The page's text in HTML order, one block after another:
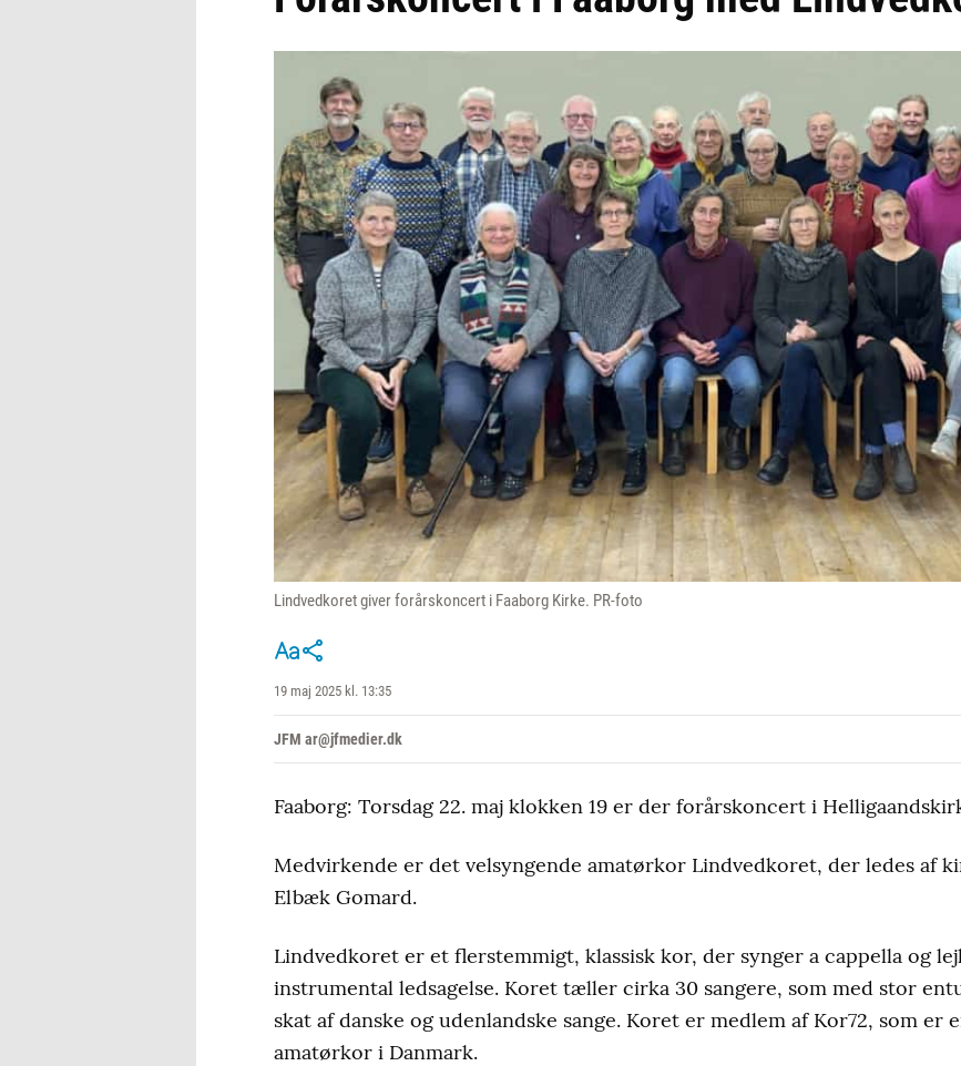
Lindvedkoret giver forårskoncert i Faaborg Kirke. PR-foto
19 maj 2025 kl. 13:35
JFM ar@jfmedier.dk
Faaborg: Torsdag 22. maj klokken 19 er der forårskoncert i
Medvirkende er det velsyngende amatørkor Lindvedkoret, der ledes af
Elbæk Gomard.
Lindvedkoret er et flerstemmigt, klassisk kor, der synger a cappella og
instrumental ledsagelse. Koret tæller cirka 30 sangere, som med stor
skat af danske og udenlandske sange. Koret er medlem af Kor72, som er
amatørkor i Danmark.